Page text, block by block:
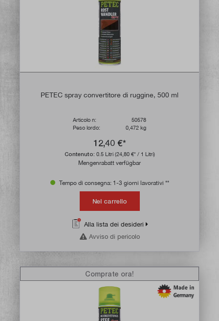
PETEC spray convertitore di ruggine, 500 ml
Articolo n:
50578
Peso lordo:
0,472 kg
12,40 €*
Contenuto: 0.5 Litri (24,80 €* / 1 Litri)
Mengenrabatt verfügbar
Tempo di consegna: 1-3 giorni lavorativi **
Nel carrello
Alla lista dei desideri
Avviso di pericolo
Comprate ora!